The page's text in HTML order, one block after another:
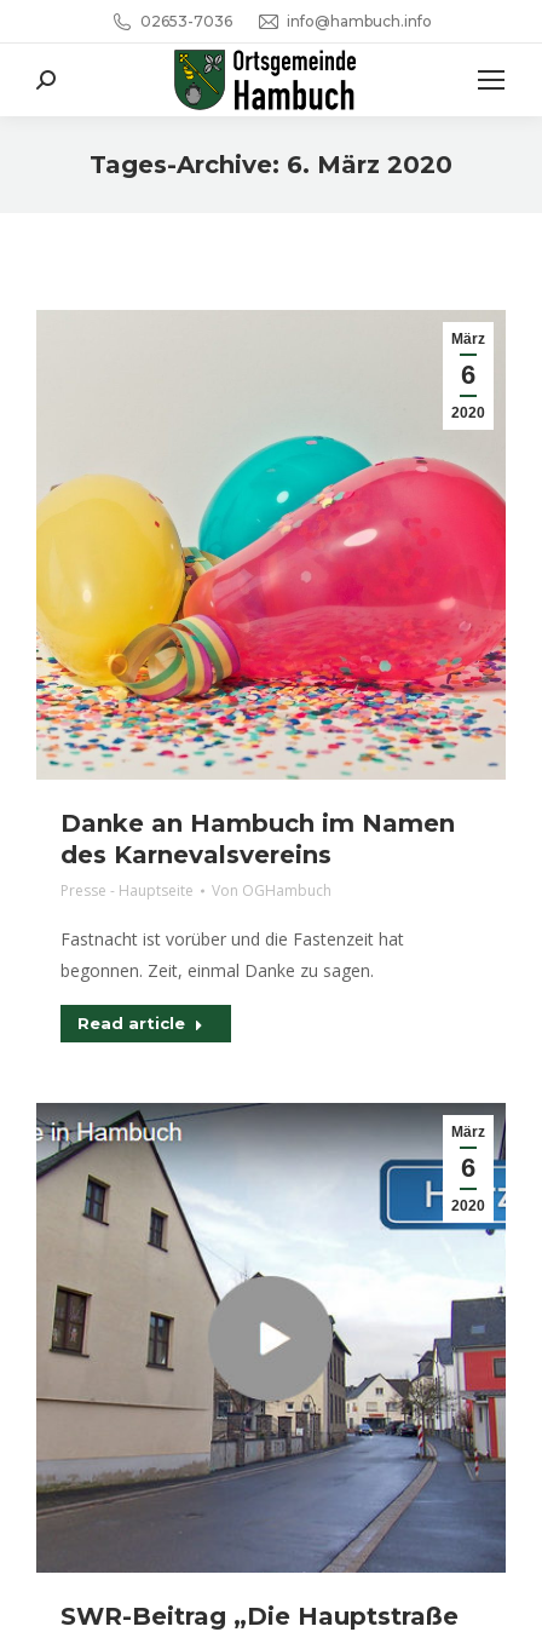
02653-7036 info@hambuch.info
Search:
Tages-Archive: 6. März 2020
März
6
2020
Danke an Hambuch im Namen
des Karnevalsvereins
Presse - Hauptseite Von OGHambuch
Fastnacht ist vorüber und die Fastenzeit hat
begonnen. Zeit, einmal Danke zu sagen.
Read article
März
6
2020
SWR-Beitrag „Die Hauptstraße